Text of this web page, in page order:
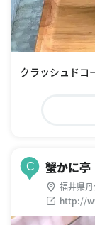
クラッシュドコ
C 蟹かに亭
福井県
http://